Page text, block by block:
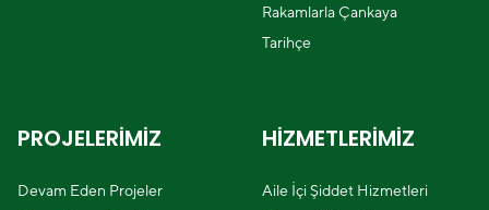
Rakamlarla Çankaya
Tarihçe
PROJELERİMİZ
Devam Eden Projeler
HİZMETLERİMİZ
Aile İçi Şiddet Hizmetleri